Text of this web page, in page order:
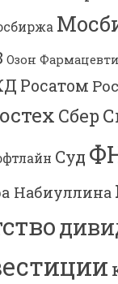
Озон
Росатом
Сбер
Суд
Набиуллина